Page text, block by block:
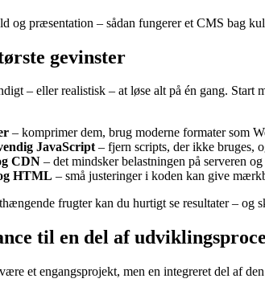
og præsentation – sådan fungerer et CMS bag
gevinster
– eller realistisk – at løse alt på én gang. Start
– komprimer dem, brug moderne formater som
JavaScript– fjern scripts, der ikke bruges,
CDN – det mindsker belastningen på serveren
HTML – små justeringer i koden kan give
frugter kan du hurtigt se resultater – og
til en del af
et engangsprojekt, men en integreret del af